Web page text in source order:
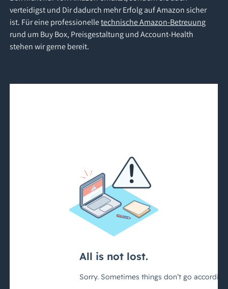
verteidigst und Dir dadurch mehr Erfolg auf Amazon sicher
ist. Für eine professionelletechnische Amazon-Betreuung
rund um Buy Box, Preisgestaltung und Account-Health
stehen wir gerne bereit.